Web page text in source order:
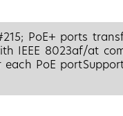
PoE+ ports
IEEE 8023af/at
PoE